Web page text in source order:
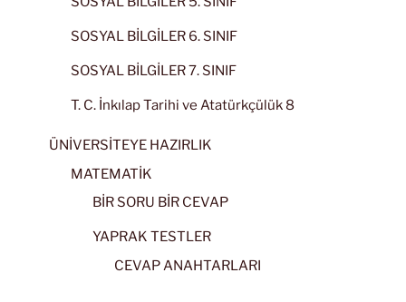
SOSYAL BİLGİLER 6. SINIF
SOSYAL BİLGİLER 7. SINIF
T. C. İnkılap Tarihi ve Atatürkçülük 8
ÜNİVERSİTEYE HAZIRLIK
MATEMATİK
BİR SORU BİR CEVAP
YAPRAK TESTLER
CEVAP ANAHTARLARI